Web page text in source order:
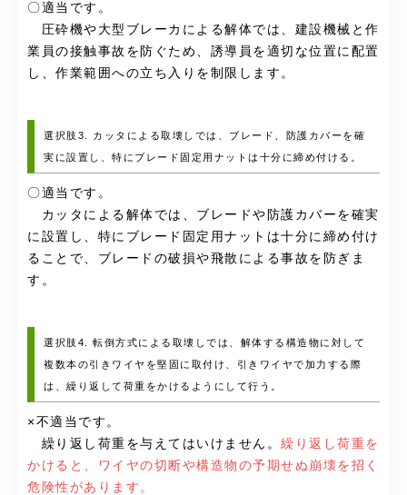
〇適当です。
圧砕機や大型ブレーカによる解体では、建設機械と作
業員の接触事故を防ぐため、誘導員を適切な位置に配置
し、作業範囲への立ち入りを制限します。
選択肢3. カッタによる取壊しでは、ブレード、防護カバーを確
実に設置し、特にブレード固定用ナットは十分に締め付ける。
〇適当です。
カッタによる解体では、ブレードや防護カバーを確実
に設置し、特にブレード固定用ナットは十分に締め付け
ることで、ブレードの破損や飛散による事故を防ぎま
す。
選択肢4. 転倒方式による取壊しでは、解体する構造物に対して
複数本の引きワイヤを堅固に取付け、引きワイヤで加力する際
は、繰り返して荷重をかけるようにして行う。
×不適当です。
繰り返し荷重を与えてはいけません。 繰り返し荷重を
かけると、ワイヤの切断や構造物の予期せぬ崩壊を招く
危険性があります。